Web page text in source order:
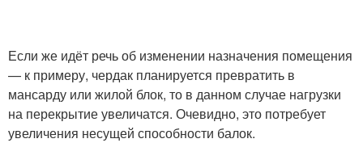
Если же идёт речь об изменении назначения помещения
— к примеру, чердак планируется превратить в
мансарду или жилой блок, то в данном случае нагрузки
на перекрытие увеличатся. Очевидно, это потребует
увеличения несущей способности балок.